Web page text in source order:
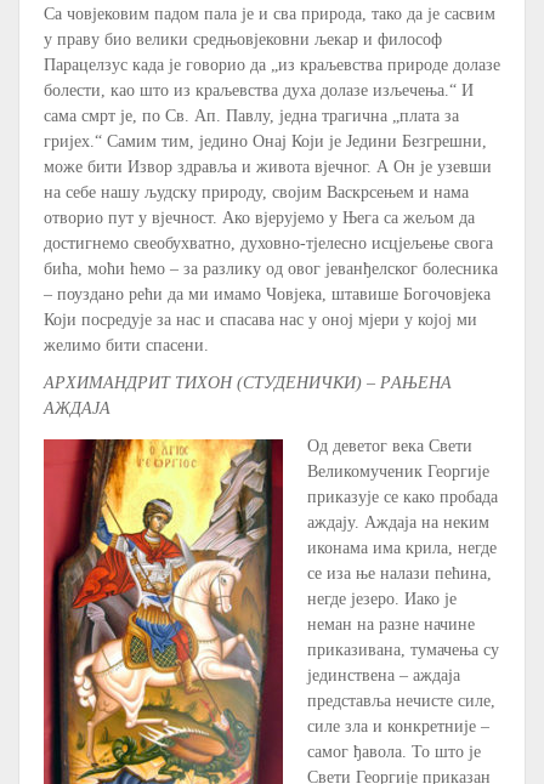
Са човјековим падом пала је и сва природа, тако да је сасвим
у праву био велики средњовјековни љекар и философ
Парацелзус када је говорио да „из краљевства природе долазе
болести, као што из краљевства духа долазе изљечења.“ И
сама смрт је, по Св. Ап. Павлу, једна трагична „плата за
гријех.“ Самим тим, једино Онај Који је Једини Безгрешни,
може бити Извор здравља и живота вјечног. А Он је узевши
на себе нашу људску природу, својим Васкрсењем и нама
отворио пут у вјечност. Ако вјерујемо у Њега са жељом да
достигнемо свеобухватно, духовно-тјелесно исцјељење свога
бића, моћи ћемо – за разлику од овог јеванђелског болесника
– поуздано рећи да ми имамо Човјека, штавише Богочовјека
Који посредује за нас и спасава нас у оној мјери у којој ми
желимо бити спасени.
АРХИМАНДРИТ ТИХОН (СТУДЕНИЧКИ) – РАЊЕНА
АЖДАЈА
Од деветог века Свети
Великомученик Георгије
приказује се како пробада
аждају. Аждаја на неким
иконама има крила, негде
се иза ње налази пећина,
негде језеро. Иако је
неман на разне начине
приказивана, тумачења су
јединствена – аждаја
представља нечисте силе,
силе зла и конкретније –
самог ђавола. То што је
Свети Георгије приказан